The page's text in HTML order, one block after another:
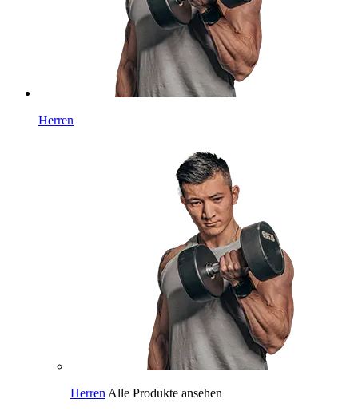
Herren
Herren Alle Produkte ansehen